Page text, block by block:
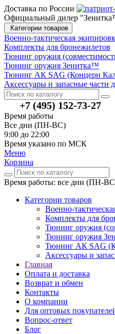
Доставка по России
Официальный дилер
Категории товаров
Военно-тактическая
Комплекты для бронежилетов
Тюнинг оружия
Тюнинг оружия Зенитка™
Тюнинг АК SAG (Концерн
Аксессуары и запасные части
+7 (495) 152-73-27
Время работы
Все дни (ПН-ВС)
9:00 до 22:00
Время указано по МСК
Меню
Корзина
Время работы: все дни (ПН-
Категории товаров
Военно-
Комплекты для
Тюнинг оружия
Тюнинг оружия
Тюнинг АК SAG
Аксессуары и
Главная
Оплата и доставка
Возврат и обмен
Контакты
О компании
Для оптовых
Вопрос-ответ
Блог